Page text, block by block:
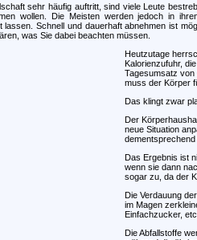
sehr häufig auftritt, sind viele Leute
wollen. Die Meisten werden jedoch in
Schnell und dauerhaft abnehmen ist
was Sie dabei beachten müssen.
Heutzutage
Kalorienzufuhr,
Tagesumsatz von
muss der Körper
Das klingt zwar
Der
neue Situation
Das Ergebnis ist
wenn sie dann
sogar zu, da der
Die Verdauung
im Magen
Einfachzucker,
Die Abfallstoffe